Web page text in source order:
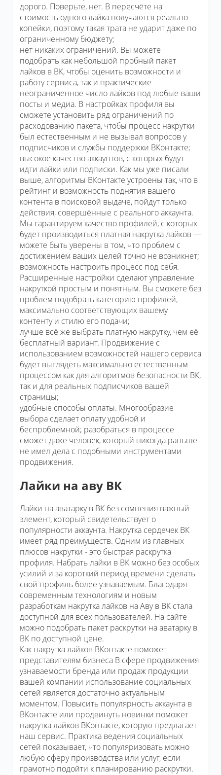
дорого. Поверьте, нет. В пересчёте на
стоимость одного лайка получаются реально
копейки, поэтому такая трата не ударит даже по
ограниченному бюджету;
нет никаких ограничений. Вы можете
подобрать как небольшой пробный пакет
лайков в ВК, чтобы оценить возможности и
работу сервиса, так и практические
неограниченное число лайков под любые ваши
посты и медиа. В настройках профиля вы
сможете установить ряд ограничений по
расходованию пакета, чтобы процесс накрутки
был естественным и не вызывал вопросов у
подписчиков и службы поддержки ВКонтакте;
высокое качество аккаунтов, с которых будут
идти лайки или подписки. Как мы уже писали
выше, алгоритмы ВКонтакте устроены так, что в
рейтинг и возможность поднятия вашего
контента в поисковой выдаче, пойдут только
действия, совершённые с реального аккаунта.
Мы гарантируем качество профилей, с которых
будет производиться платная накрутка лайков —
можете быть уверены в том, что проблем с
достижением ваших целей точно не возникнет;
возможность настроить процесс под себя.
Расширенные настройки сделают управление
накруткой простым и понятным. Вы сможете без
проблем подобрать категорию профилей,
максимально соответствующих вашему
контенту и стилю его подачи;
лучше всё же выбрать платную накрутку, чем её
бесплатный вариант. Продвижение с
использованием возможностей нашего сервиса
будет выглядеть максимально естественным
процессом как для алгоритмов безопасности ВК,
так и для реальных подписчиков вашей
страницы;
удобные способы оплаты. Многообразие
выбора сделает оплату удобной и
беспроблемной; разобраться в процессе
сможет даже человек, который никогда раньше
не имел дела с подобными инструментами
продвижения.
Лайки на аву ВК
Лайки на аватарку в ВК без сомнения важный
элемент, который свидетельствует о
популярности аккаунта. Накрутка сердечек ВК
имеет ряд преимуществ. Одним из главных
плюсов накрутки - это быстрая раскрутка
профиля. Набрать лайки в ВК можно без особых
усилий и за короткий период времени сделать
свой профиль более узнаваемым. Благодаря
современным технологиям и новым
разработкам накрутка лайков на Аву в ВК стала
доступной для всех пользователей. На сайте
можно подобрать пакет раскрутки на аватарку в
ВК по доступной цене.
Как накрутка лайков ВКонтакте поможет
представителям бизнеса В сфере продвижения
узнаваемости бренда или продаж продукции
вашей компании использование социальных
сетей является достаточно актуальным
моментом. Повысить популярность аккаунта в
ВКонтакте или продвинуть новинки поможет
накрутка лайков ВКонтакте, которую предлагает
наш сервис. Практика ведения социальных
сетей показывает, что популяризовать можно
любую сферу производства или услуг, если
грамотно подойти к планированию раскрутки.